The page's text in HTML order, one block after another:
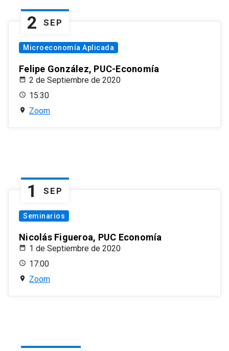
2 SEP
Microeconomía Aplicada
Felipe González, PUC-Economía
2 de Septiembre de 2020
15:30
Zoom
1 SEP
Seminarios
Nicolás Figueroa, PUC Economía
1 de Septiembre de 2020
17:00
Zoom